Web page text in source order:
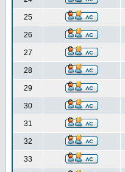
25
26
27
28
29
30
31
32
33